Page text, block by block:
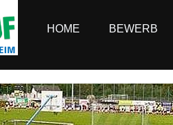
HOME BEWERB